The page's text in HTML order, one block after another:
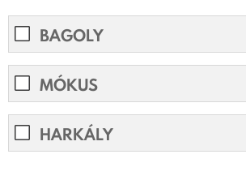
BAGOLY
MÓKUS
HARKÁLY